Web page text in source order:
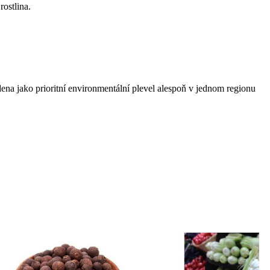
jako prioritní environmentální plevel alespoň v jednom regionu